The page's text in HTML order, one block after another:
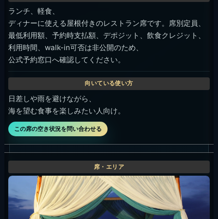
ランチ、軽食、
ディナーに使える屋根付きのレストラン席です。席別定員、
最低利用額、予約時支払額、デポジット、飲食クレジット、
利用時間、walk-in可否は非公開のため、
公式予約窓口へ確認してください。
日差しや雨を避けながら、
海を望む食事を楽しみたい人向け。
この席の空き状況を問い合わせる